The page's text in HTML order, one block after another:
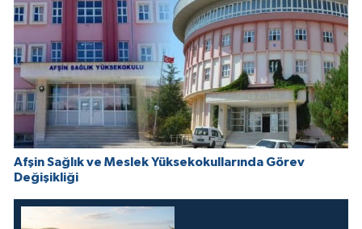
Afşin Sağlık ve Meslek Yüksekokullarında Görev
Değişikliği